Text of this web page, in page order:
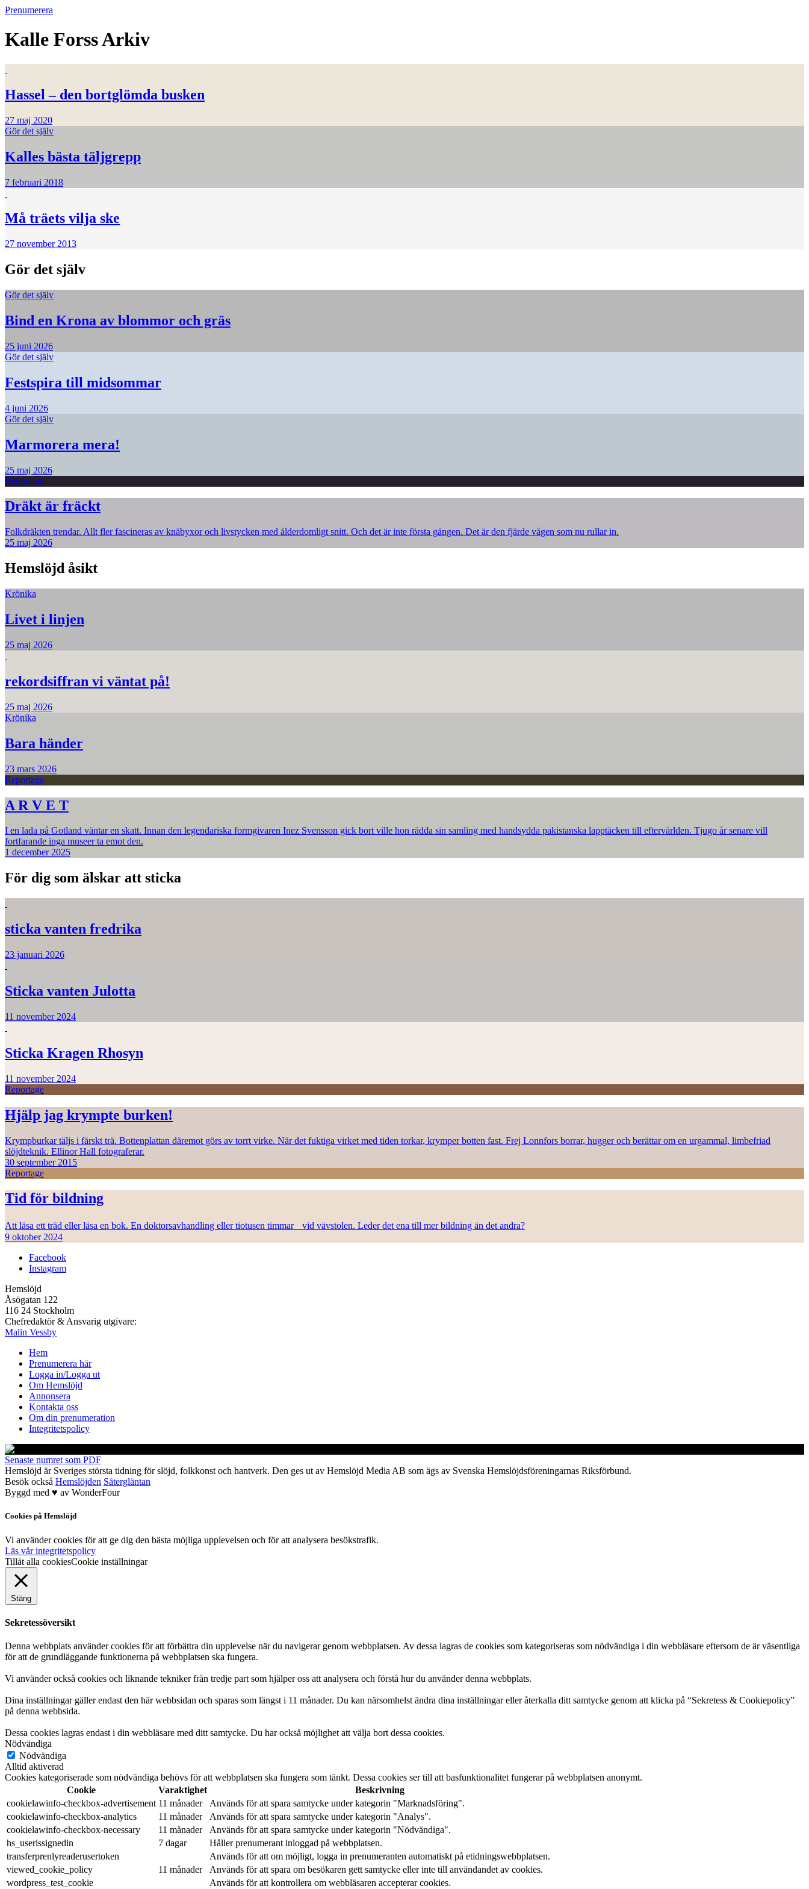
Prenumerera
Kalle ForssArkiv
Hassel – den bortglömda busken
27 maj 2020
Gör det själv
Kalles bästa täljgrepp
7 februari 2018
Må träets vilja ske
27 november 2013
Gör det själv
Gör det själv
Bind en Krona av blommor och gräs
25 juni 2026
Gör det själv
Festspira till midsommar
4 juni 2026
Gör det själv
Marmorera mera!
25 maj 2026
Reportage
Dräkt är fräckt
Folkdräkten trendar. Allt fler fascineras av knäbyxor och livstycken med ålderdomligt snitt. Och det är inte första gången. Det är den fjärde vågen som nu rullar in.
25 maj 2026
Hemslöjd åsikt
Krönika
Livet i linjen
25 maj 2026
rekordsiffran vi väntat på!
25 maj 2026
Krönika
Bara händer
23 mars 2026
Reportage
A R V E T
I en lada på Gotland väntar en skatt. Innan den legendariska formgivaren Inez Svensson gick bort ville hon rädda sin samling med handsydda pakistanska lapptäcken till eftervärlden. Tjugo år senare vill
fortfarande inga museer ta emot den.
1 december 2025
För dig som älskar att sticka
sticka vanten fredrika
23 januari 2026
Sticka vanten Julotta
11 november 2024
Sticka Kragen Rhosyn
11 november 2024
Reportage
Hjälp jag krympte burken!
Krympburkar täljs i färskt trä. Bottenplattan däremot görs av torrt virke. När det fuktiga virket med tiden torkar, krymper botten fast. Frej Lonnfors borrar, hugger och berättar om en urgammal, limbefriad
slöjdteknik. Ellinor Hall fotograferar.
30 september 2015
Reportage
Tid för bildning
Att läsa ett träd eller läsa en bok. En doktorsavhandling eller tiotusen timmar vid vävstolen. Leder det ena till mer bildning än det andra?
9 oktober 2024
Facebook
Instagram
Hemslöjd
Åsögatan 122
116 24 Stockholm
Chefredaktör & Ansvarig utgivare:
Malin Vessby
Hem
Prenumerera här
Logga in/Logga ut
Om Hemslöjd
Annonsera
Kontakta oss
Om din prenumeration
Integritetspolicy
Senaste numret som PDF
Hemslöjd är Sveriges största tidning för slöjd, folkkonst och hantverk. Den ges ut av Hemslöjd Media AB som ägs av Svenska Hemslöjdsföreningarnas Riksförbund.
Besök också Hemslöjden Sätergläntan
Byggd med ♥ av WonderFour
Cookies på Hemslöjd
Vi använder cookies för att ge dig den bästa möjliga upplevelsen och för att analysera besökstrafik.
Läs vår integritetspolicy
Tillåt alla cookiesCookie inställningar
Stäng
Sekretessöversikt
Denna webbplats använder cookies för att förbättra din upplevelse när du navigerar genom webbplatsen. Av dessa lagras de cookies som kategoriseras som nödvändiga i din webbläsare eftersom de är väsentliga
för att de grundläggande funktionerna på webbplatsen ska fungera.
Vi använder också cookies och liknande tekniker från tredje part som hjälper oss att analysera och förstå hur du använder denna webbplats.
Dina inställningar gäller endast den här webbsidan och sparas som längst i 11 månader. Du kan närsomhelst ändra dina inställningar eller återkalla ditt samtycke genom att klicka på “Sekretess & Cookiepolicy”
på denna webbsida.
Dessa cookies lagras endast i din webbläsare med ditt samtycke. Du har också möjlighet att välja bort dessa cookies.
Nödvändiga
Nödvändiga
Alltid aktiverad
Cookies kategoriserade som nödvändiga behövs för att webbplatsen ska fungera som tänkt. Dessa cookies ser till att basfunktionalitet fungerar på webbplatsen anonymt.
Cookie
Varaktighet
Beskrivning
cookielawinfo-checkbox-advertisement 11 månader
Används för att spara samtycke under kategorin "Marknadsföring".
cookielawinfo-checkbox-analytics
11 månader
Används för att spara samtycke under kategorin "Analys".
cookielawinfo-checkbox-necessary
11 månader
Används för att spara samtycke under kategorin "Nödvändiga".
hs_userissignedin
7 dagar
Håller prenumerant inloggad på webbplatsen.
transferprenlyreaderusertoken
Används för att om möjligt, logga in prenumeranten automatiskt på etidningswebbplatsen.
viewed_cookie_policy
11 månader
Används för att spara om besökaren gett samtycke eller inte till användandet av cookies.
wordpress_test_cookie
Används för att kontrollera om webbläsaren accepterar cookies.